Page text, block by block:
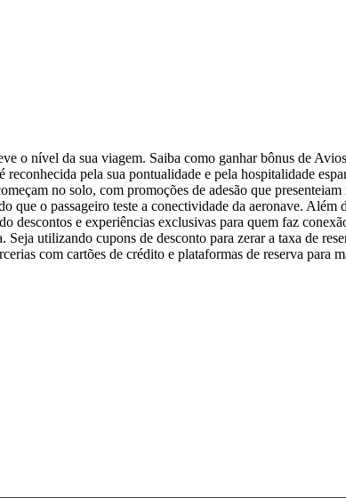
o nível da sua viagem. Saiba como ganhar bônus de
pela sua pontualidade e pela hospitalidade
no solo, com promoções de adesão que
que o passageiro teste a conectividade da aeronave.
descontos e experiências exclusivas para quem faz
utilizando cupons de desconto para zerar a taxa de
com cartões de crédito e plataformas de reserva